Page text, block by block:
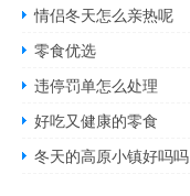
情侣冬天怎么亲热呢
零食优选
违停罚单怎么处理
好吃又健康的零食
冬天的高原小镇好吗吗